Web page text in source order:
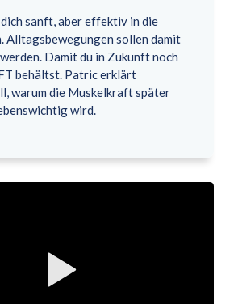
sanft, aber effektiv in die
Alltagsbewegungen sollen damit
Damit du in Zukunft noch
behältst. Patric erklärt
warum die Muskelkraft später
wird.